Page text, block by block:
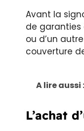
Avant la
de garanties
ou d’un
couverture
A lire aussi :
L’achat